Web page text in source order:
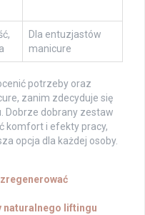
Dla entuzjastów
manicure
potrzeby oraz
zanim zdecyduje się
Dobrze dobrany zestaw
komfort i efekty pracy,
opcja dla każdej osoby.
naturalnego liftingu